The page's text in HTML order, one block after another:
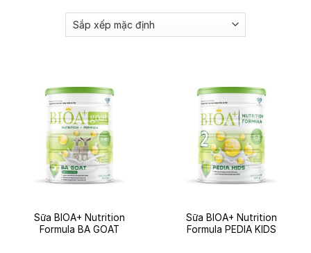
Sữa BIOA+ Nutrition
Formula BA GOAT
Sữa BIOA+ Nutrition
Formula PEDIA KIDS